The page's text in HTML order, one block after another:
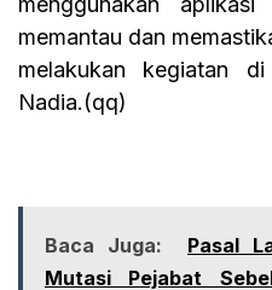
memantau dan
melakukan kegiatan
Nadia.(qq)
Baca Juga:
Pasal
Mutasi Pejabat